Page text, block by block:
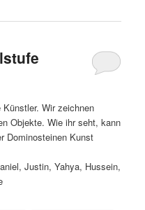
Wir zeichnen
Objekte. Wie ihr seht, kann
Dominosteinen Kunst
Justin, Yahya, Hussein,